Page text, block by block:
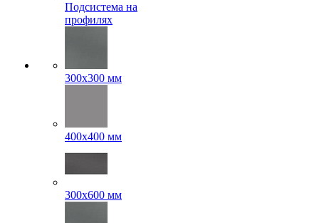
Подсистема на
профилях
300x300 мм
400х400 мм
300x600 мм